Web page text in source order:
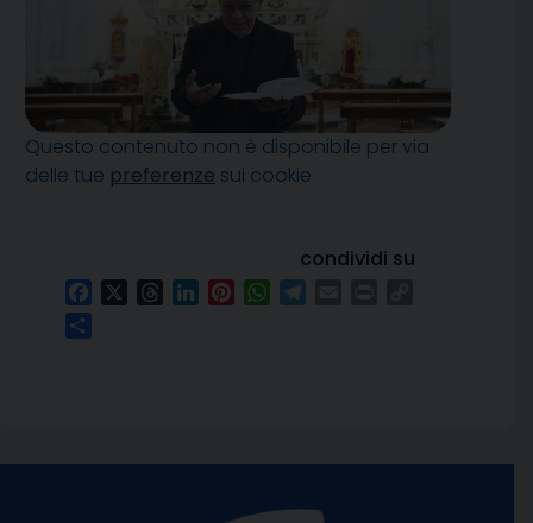
Questo contenuto non è disponibile per via
delle tue preferenze sui cookie
condividi su
FacebookThreadsLinkedInPinterestWhatsApp